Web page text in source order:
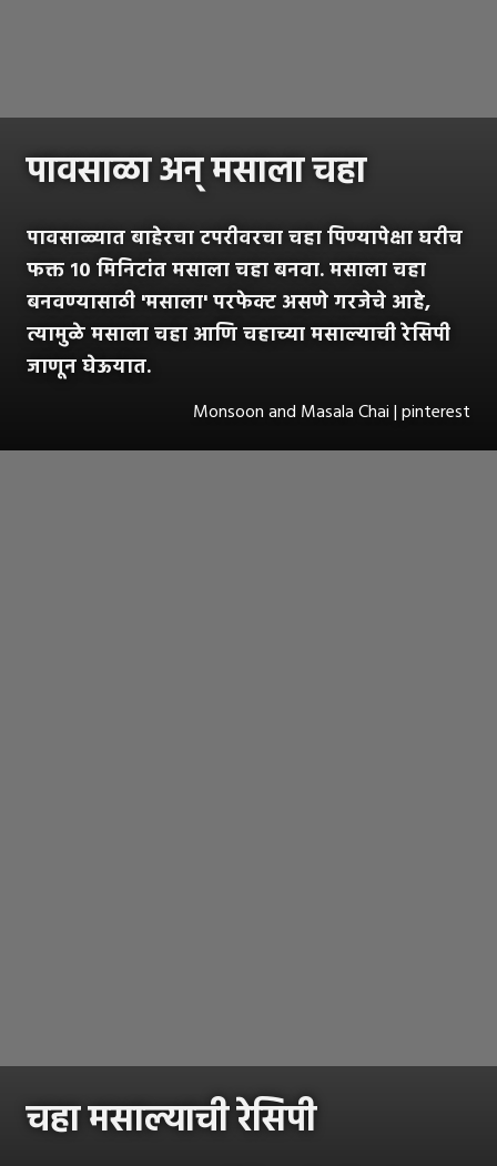
पावसाळा अन् मसाला चहा
पावसाळ्यात बाहेरचा टपरीवरचा चहा पिण्यापेक्षा घरीच
फक्त १० मिनिटांत मसाला चहा बनवा. मसाला चहा
बनवण्यासाठी 'मसाला' परफेक्ट असणे गरजेचे आहे,
त्यामुळे मसाला चहा आणि चहाच्या मसाल्याची रेसिपी
जाणून घेऊयात.
Monsoon and Masala Chai | pinterest
चहा मसाल्याची रेसिपी